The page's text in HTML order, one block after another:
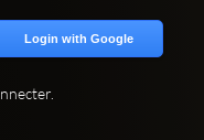
Login with Google